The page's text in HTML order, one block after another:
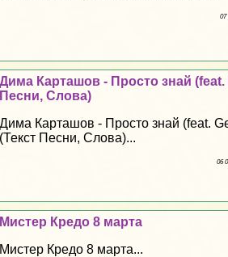
07
Дима Карташов - Просто знай (feat.
Песни, Слова)
Дима Карташов - Просто знай (feat.
(Текст Песни, Слова)...
06
Мистер Кредо 8 марта
Мистер Кредо 8 марта...